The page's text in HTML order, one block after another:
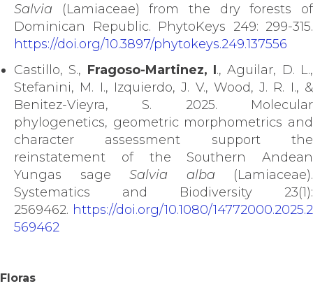
Salvia (Lamiaceae) from the dry forests of
Dominican Republic. PhytoKeys 249: 299-315.
https://doi.org/10.3897/phytokeys.249.137556
Castillo, S., Fragoso-Martinez, I., Aguilar, D. L.,
Stefanini, M. I., Izquierdo, J. V., Wood, J. R. I., &
Benitez-Vieyra, S. 2025. Molecular
phylogenetics, geometric morphometrics and
character assessment support the
reinstatement of the Southern Andean
Yungas sage Salvia alba (Lamiaceae).
Systematics and Biodiversity 23(1):
2569462. https://doi.org/10.1080/14772000.2025.2
569462
Floras